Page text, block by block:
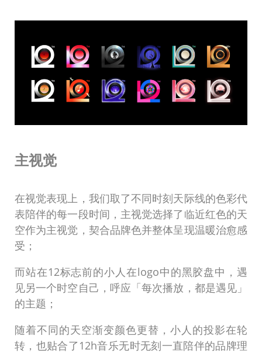
主视觉
在视觉表现上，我们取了不同时刻天际线的色彩代
表陪伴的每一段时间，主视觉选择了临近红色的天
空作为主视觉，契合品牌色并整体呈现温暖治愈感
受；
而站在12标志前的小人在logo中的黑胶盘中，遇
见另一个时空自己，呼应「每次播放，都是遇见」
的主题；
随着不同的天空渐变颜色更替，小人的投影在轮
转，也贴合了12h音乐无时无刻一直陪伴的品牌理